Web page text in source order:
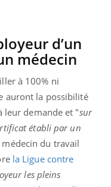
d’un
médecin
à 100% ni
auront la possibilité
leur demande et "sur
établi par un
médecin du travail
la Ligue contre
les pleins